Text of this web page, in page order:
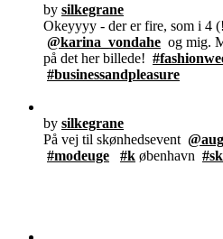
by silkegrane
Okeyyyy - der er fire, som i 4
@karina_vondahe og mig.
på det her billede!
#businessandpleasure
by silkegrane
På vej til skønhedsevent
#modeuge
#k øbenhavn #sk